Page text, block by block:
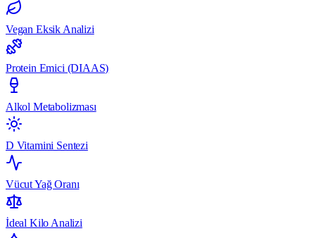
Vegan Eksik Analizi
Protein Emici (DIAAS)
Alkol Metabolizması
D Vitamini Sentezi
Vücut Yağ Oranı
İdeal Kilo Analizi